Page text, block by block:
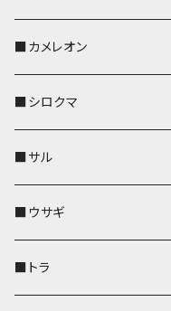
その他
靴下・ミニタオル
その他
スマホケース
財布
靴下・ミニタオル
その他
靴下・ミニタオル
財布
その他
レザートレイ
財布
靴下・ミニタオル
その他
KONBU
AppleWatchバンド
ペットボトルホルダー
ペンホルダー
靴下・ミニタオル
財布
ペットボトルホルダー
AppleWatchバンド
財布
その他
キーケース
名刺入れ・カードケース
AppleWatchバンド
財布
ペンホルダー
IDカードケース
ペットボトルホルダー
その他
リール付きストラップ
名刺入れ
AppleWatchバンド
メガネケース
財布
メガネケース
リール付きストラップ
リールのみ
ストラップ付
ペットボトルホルダー
キーケース
ペンホルダー
メガネケース
名刺入れ
財布
Apple Watchバンド
■カメレオン
■シロクマ
■サル
■ウサギ
■トラ